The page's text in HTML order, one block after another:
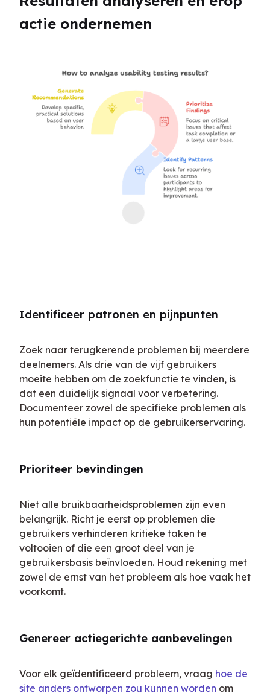
actie ondernemen
Identificeer patronen en pijnpunten
Zoek naar terugkerende problemen bij meerdere
deelnemers. Als drie van de vijf gebruikers
moeite hebben om de zoekfunctie te vinden, is
dat een duidelijk signaal voor verbetering.
Documenteer zowel de specifieke problemen als
hun potentiële impact op de gebruikerservaring.
Prioriteer bevindingen
Niet alle bruikbaarheidsproblemen zijn even
belangrijk. Richt je eerst op problemen die
gebruikers verhinderen kritieke taken te
voltooien of die een groot deel van je
gebruikersbasis beïnvloeden. Houd rekening met
zowel de ernst van het probleem als hoe vaak het
voorkomt.
Genereer actiegerichte aanbevelingen
Voor elk geïdentificeerd probleem, vraag hoe de
site anders ontworpen zou kunnen worden om